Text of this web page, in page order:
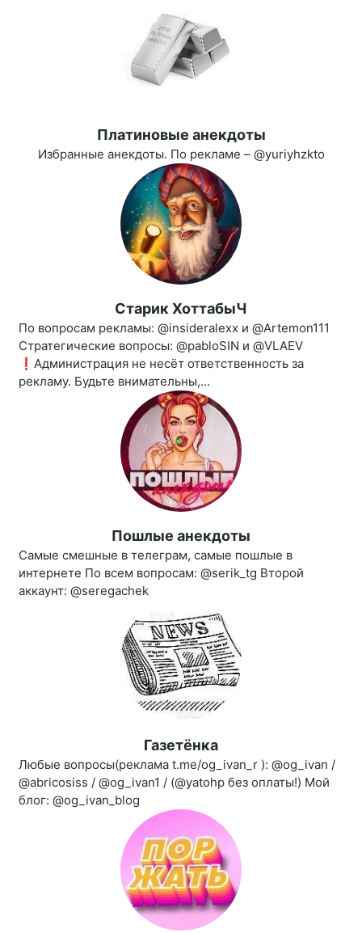
Платиновые анекдоты
Избранные анекдоты. По рекламе – @yuriyhzkto
Старик ХоттабыЧ
По вопросам рекламы: @insideralexx и @Artemon111
Стратегические вопросы: @pabloSIN и @VLAEV
❗️Администрация не несёт ответственность за
рекламу. Будьте внимательны,...
Пошлые анекдоты
Самые смешные в телеграм, самые пошлые в
интернете По всем вопросам: @serik_tg Второй
аккаунт: @seregachek
Газетёнка
Любые вопросы(реклама t.me/og_ivan_r ): @og_ivan /
@abricosiss / @og_ivan1 / (@yatohp без оплаты!) Мой
блог: @og_ivan_blog